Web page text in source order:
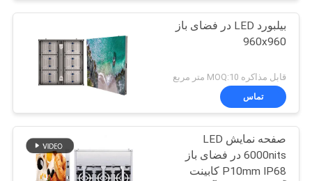
بیلبورد LED در فضای باز
960x960
قابل مذاکره MOQ:10 متر مربع
تماس
صفحه نمایش LED
6000nits در فضای باز
P10mm IP68 کابینت